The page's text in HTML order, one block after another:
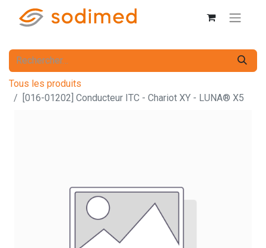
Tous les produits
[016-01202] Conducteur ITC - Chariot XY - LUNA® X5